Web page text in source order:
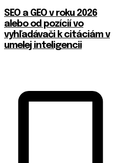
SEO a GEO v roku 2026
alebo od pozícií vo
vyhľadávači k citáciám v
umelej inteligencii